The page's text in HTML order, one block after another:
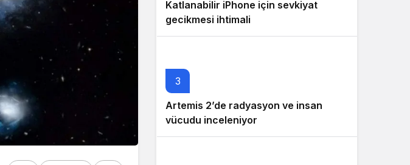
Katlanabilir iPhone için sevkiyat
gecikmesi ihtimali
3
Artemis 2’de radyasyon ve insan
vücudu inceleniyor